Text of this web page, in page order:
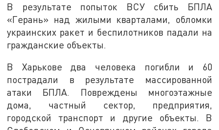
В результате попыток ВСУ сбить БПЛА
«Герань» над жилыми кварталами, обломки
украинских ракет и беспилотников падали на
гражданские объекты.
В Харькове два человека погибли и 60
пострадали в результате массированной
атаки БПЛА. Повреждены многоэтажные
дома, частный сектор, предприятия,
городской транспорт и другие объекты. В